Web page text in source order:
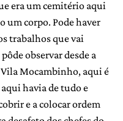
era um cemitério aqui
um corpo. Pode haver
trabalhos que vai
observar desde a
Vila Mocambinho, aqui é
havia de tudo e
e a colocar ordem